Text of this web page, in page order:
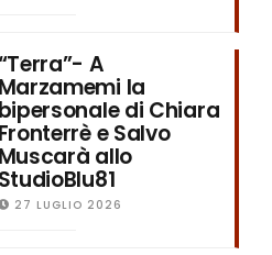
A
Marzamemi la
bipersonale di Chiara
Fronterrè e Salvo
Muscarà allo
StudioBlu81
27 LUGLIO 2026